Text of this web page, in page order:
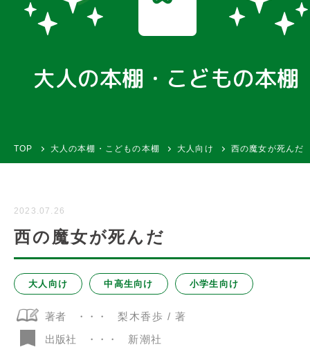
親バカグラム キッズイベント
読み聞かせ・出前授業
スタジオ見学
ハロー
子育て応援隊！
お問い合わせ
大人の本棚・こどもの本棚
TOP 大人の本棚・こどもの本棚 大人向け 西の魔女が死んだ
2023.07.26
西の魔女が死んだ
大人向け 中高生向け 小学生向け
著者
梨木香歩 / 著
出版社
新潮社